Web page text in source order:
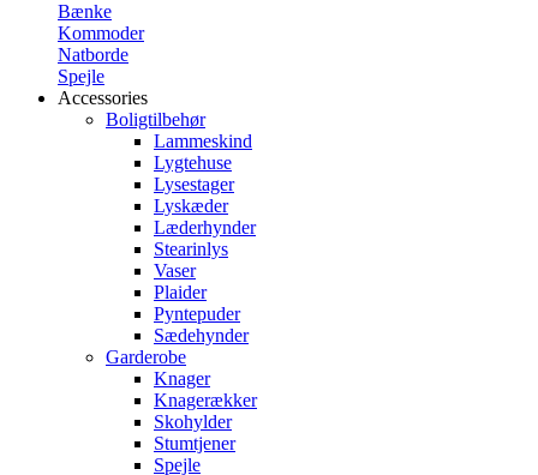
Bænke
Kommoder
Natborde
Spejle
Accessories
Boligtilbehør
Lammeskind
Lygtehuse
Lysestager
Lyskæder
Læderhynder
Stearinlys
Vaser
Plaider
Pyntepuder
Sædehynder
Garderobe
Knager
Knagerækker
Skohylder
Stumtjener
Spejle